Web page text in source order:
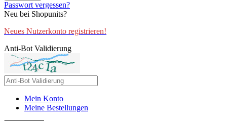
Passwort vergessen?
Neu bei Shopunits?
Neues Nutzerkonto registrieren!
Anti-Bot Validierung
Mein Konto
Meine Bestellungen